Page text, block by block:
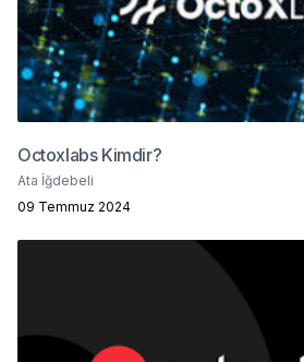
Octoxlabs Kimdir?
Ata İğdebeli
09 Temmuz 2024